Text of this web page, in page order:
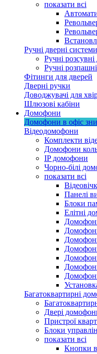
показати всі
Ручні дверні системи
Ручні розсувні
Ручні
Фітинги для дверей
Дверні ручки
Доводжувачі для
Шлюзові кабіни
Домофони
Домофони в офіс
Відеодомофони
Комплекти
Домофони
IP домофони
Чорно-білі
показати всі
Панелі
Блоки
Елітні
Багатоквартирні
Двері
Пристрої
Блоки
показати всі
Кнопки